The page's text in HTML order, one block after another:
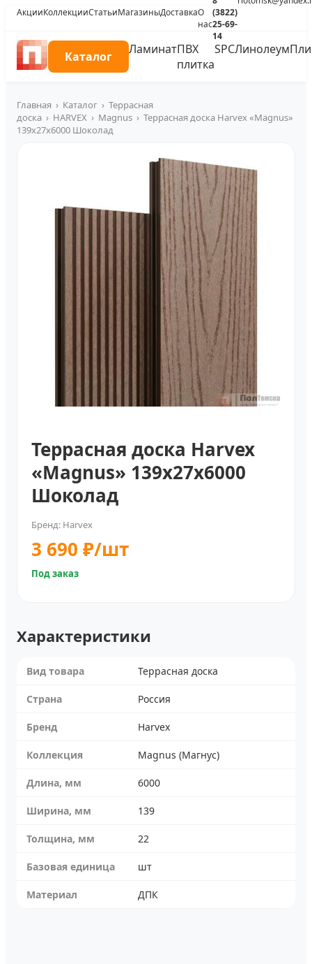
АкцииКоллекцииСтатьиМагазиныДоставкаО
нас
(3822)
25-69-
14
Каталог ЛаминатПВХ
плитка
SPCЛинолеум
Главная › Каталог › Террасная
доска › HARVEX › Magnus › Террасная доска Harvex «Magnus»
139x27х6000 Шоколад
Террасная доска Harvex
«Magnus» 139x27х6000
Шоколад
Бренд: Harvex
3 690 ₽/шт
Под заказ
Характеристики
Вид товара Террасная доска
Страна Россия
Бренд Harvex
Коллекция Magnus (Магнус)
Длина, мм 6000
Ширина, мм 139
Толщина, мм 22
Базовая единица шт
Материал ДПК